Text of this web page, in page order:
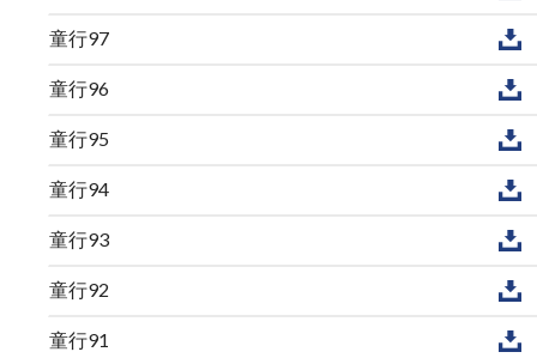
童行97
童行96
童行95
童行94
童行93
童行92
童行91